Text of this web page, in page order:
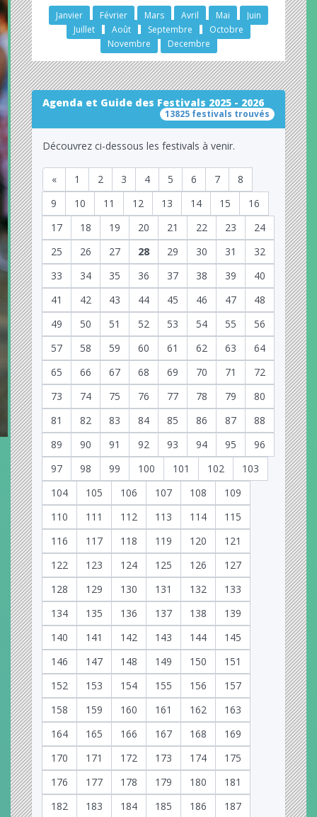
Janvier Février Mars Avril Mai
Juin
Juillet
Août Septembre
Octobre
Novembre
Decembre
Agenda et Guide des Festivals 2025 - 2026
13825 festivals trouvés
Découvrez ci-dessous les festivals à venir.
« 1 2 3 4 5 6 7
8
9
10 11 12 13 14 15
16
17
18 19 20 21 22 23
24
25
26 27 28 29 30 31
32
33
34 35 36 37 38 39
40
41
42 43 44 45 46 47
48
49
50 51 52 53 54 55
56
57
58 59 60 61 62 63
64
65
66 67 68 69 70 71
72
73
74 75 76 77 78 79
80
81
82 83 84 85 86 87
88
89
90 91 92 93 94 95
96
97
98 99 100 101 102
103
104
105 106 107 108
109
110
111 112 113 114
115
116
117 118 119 120
121
122
123 124 125 126
127
128
129 130 131 132
133
134
135 136 137 138
139
140
141 142 143 144
145
146
147 148 149 150
151
152
153 154 155 156
157
158
159 160 161 162
163
164
165 166 167 168
169
170
171 172 173 174
175
176
177 178 179 180
181
182
183 184 185 186
187